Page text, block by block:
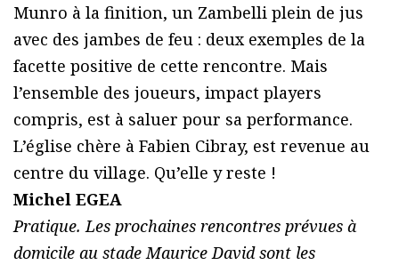
Munro à la finition, un Zambelli plein de jus
avec des jambes de feu : deux exemples de la
facette positive de cette rencontre. Mais
l’ensemble des joueurs, impact players
compris, est à saluer pour sa performance.
L’église chère à Fabien Cibray, est revenue au
centre du village. Qu’elle y reste !
Michel EGEA
Pratique. Les prochaines rencontres prévues à
domicile au stade Maurice David sont les